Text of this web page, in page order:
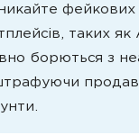
фейкових
таких як
борються з